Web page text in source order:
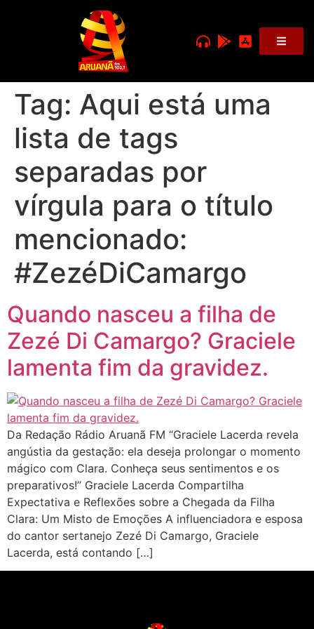
Tag: Aqui está uma
lista de tags
separadas por
vírgula para o título
mencionado:
#ZezéDiCamargo
Quando nasceu a filha de
Zezé Di Camargo? Graciele
lamenta fim da gravidez.
Da Redação Rádio Aruanã FM “Graciele Lacerda revela
angústia da gestação: ela deseja prolongar o momento
mágico com Clara. Conheça seus sentimentos e os
preparativos!” Graciele Lacerda Compartilha
Expectativa e Reflexões sobre a Chegada da Filha
Clara: Um Misto de Emoções A influenciadora e esposa
do cantor sertanejo Zezé Di Camargo, Graciele
Lacerda, está contando […]